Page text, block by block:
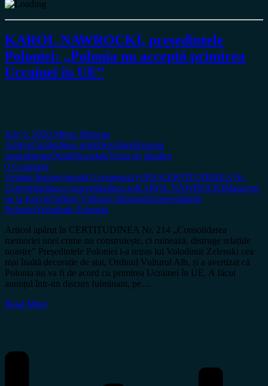
KAROL NAWROCKI, președintele
Poloniei: „Polonia nu acceptă primirea
Ucrainei în UE”
July 6, 2026 Miron Manega
ArhivaCertitudinea printDezvăluiriEuropa
nostraIstorieOpiniiSocietateTema de gândire
0 Comment
Armata Insurecțională Ucraineană (UPA)CERTITUDINEA Nr.
214certitudinea.comcertitudinea.roKAROL NAWROCKIMasacrul
de la KatynOrdinul Vulturul Albortodoxpreședintele
PolonieiVolodimir Zelenski
Articol apărut în CERTITUDINEA Nr. 214 „Consolidarea
memoriei unei crime nu construiește, ci ruinează, distruge relațiile
noastre” Președintele Poloniei i-a retras lui Volodimir Zelenski cea
mai înaltă decorație de stat, Ordinul Vulturul Alb, și a avertizat că
Polonia nu va fi de acord cu primirea Ucrainei în UE. A făcut
anunțul într-un discurs fulminant, pe…
Read More